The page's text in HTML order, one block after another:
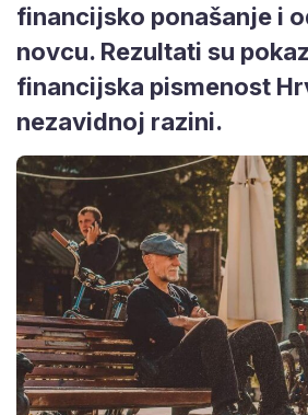
financijsko ponašanje i
novcu. Rezultati su
financijska pismenost
nezavidnoj razini.